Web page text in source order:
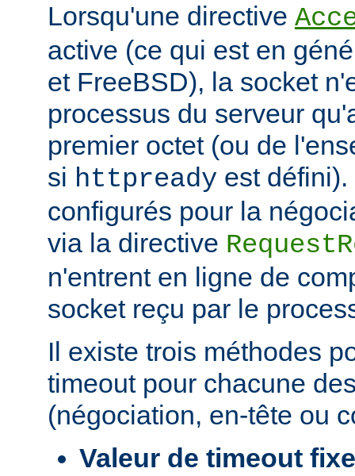
Lorsqu'une directive
active (ce qui est en
et FreeBSD), la socket
processus du serveur
premier octet (ou de
si httpready est
configurés pour la
via la directive
n'entrent en ligne de
socket reçu par le
Il existe trois méthodes
timeout pour chacune
(négociation, en-tête ou
Valeur de timeout fixe